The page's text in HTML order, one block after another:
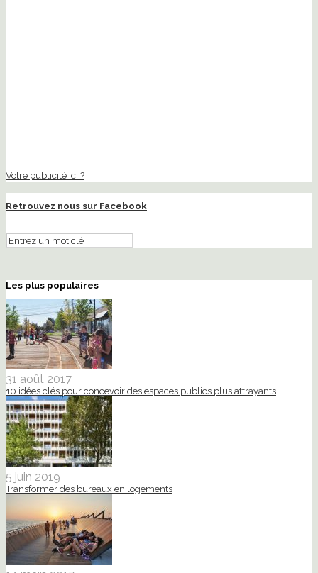
Votre publicité ici ?
Retrouvez nous sur Facebook
Les plus populaires
31 août 2017
10 idées clés pour concevoir des espaces publics plus attrayants
5 juin 2019
Transformer des bureaux en logements